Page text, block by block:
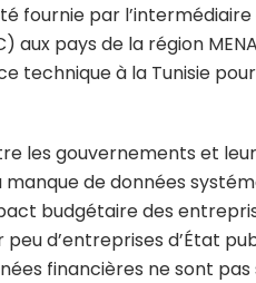
fournie par l’intermédiaire
pays de la région
technique à la Tunisie
les gouvernements et
manque de données
budgétaire des
d’entreprises d’État
financières ne sont